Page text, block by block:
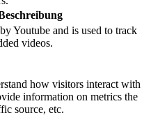
Youtube and is used to track
videos.
how visitors interact with
information on metrics the
source, etc.